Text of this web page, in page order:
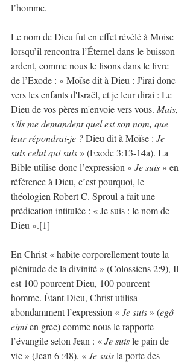
l’homme.
Le nom de Dieu fut en effet révélé à Moise
lorsqu’il rencontra l’Éternel dans le buisson
ardent, comme nous le lisons dans le livre
de l’Exode : « Moïse dit à Dieu : J'irai donc
vers les enfants d'Israël, et je leur dirai : Le
Dieu de vos pères m'envoie vers vous. Mais,
s'ils me demandent quel est son nom, que
leur répondrai-je ? Dieu dit à Moïse : Je
suis celui qui suis » (Exode 3:13-14a). La
Bible utilise donc l’expression « Je suis » en
référence à Dieu, c’est pourquoi, le
théologien Robert C. Sproul a fait une
prédication intitulée : « Je suis : le nom de
Dieu ».[1]
En Christ « habite corporellement toute la
plénitude de la divinité » (Colossiens 2:9), Il
est 100 pourcent Dieu, 100 pourcent
homme. Étant Dieu, Christ utilisa
abondamment l’expression « Je suis » (egô
eimi en grec) comme nous le rapporte
l’évangile selon Jean : « Je suis le pain de
vie » (Jean 6 :48), « Je suis la porte des